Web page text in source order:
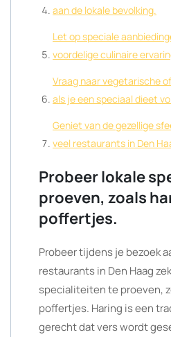
aan de lokale bevolking.
Let op speciale
voordelige culinaire
Vraag naar vegetarische
als je een speciaal dieet
Geniet van de gezellige
veel restaurants in Den
Probeer lokale
proeven, zoals
poffertjes.
Probeer tijdens je bezoek
restaurants in Den Haag
specialiteiten te proeven,
poffertjes. Haring is een
gerecht dat vers wordt